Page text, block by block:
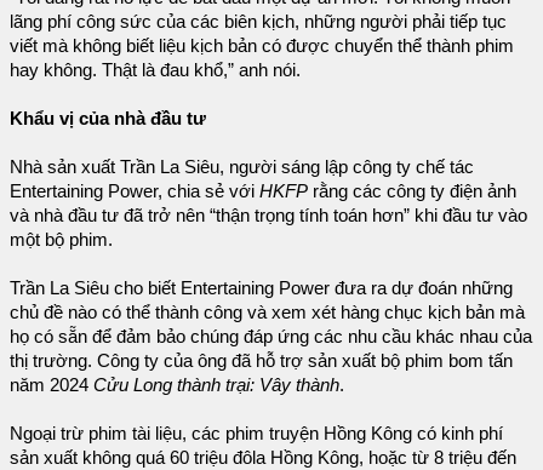
lãng phí công sức của các biên kịch, những người phải tiếp tục
viết mà không biết liệu kịch bản có được chuyển thể thành phim
hay không. Thật là đau khổ,” anh nói.
Khẩu vị của nhà đầu tư
Nhà sản xuất Trần La Siêu, người sáng lập công ty chế tác
Entertaining Power, chia sẻ với HKFP rằng các công ty điện ảnh
và nhà đầu tư đã trở nên “thận trọng tính toán hơn” khi đầu tư vào
một bộ phim.
Trần La Siêu cho biết Entertaining Power đưa ra dự đoán những
chủ đề nào có thể thành công và xem xét hàng chục kịch bản mà
họ có sẵn để đảm bảo chúng đáp ứng các nhu cầu khác nhau của
thị trường. Công ty của ông đã hỗ trợ sản xuất bộ phim bom tấn
năm 2024 Cửu Long thành trại: Vây thành.
Ngoại trừ phim tài liệu, các phim truyện Hồng Kông có kinh phí
sản xuất không quá 60 triệu đôla Hồng Kông, hoặc từ 8 triệu đến